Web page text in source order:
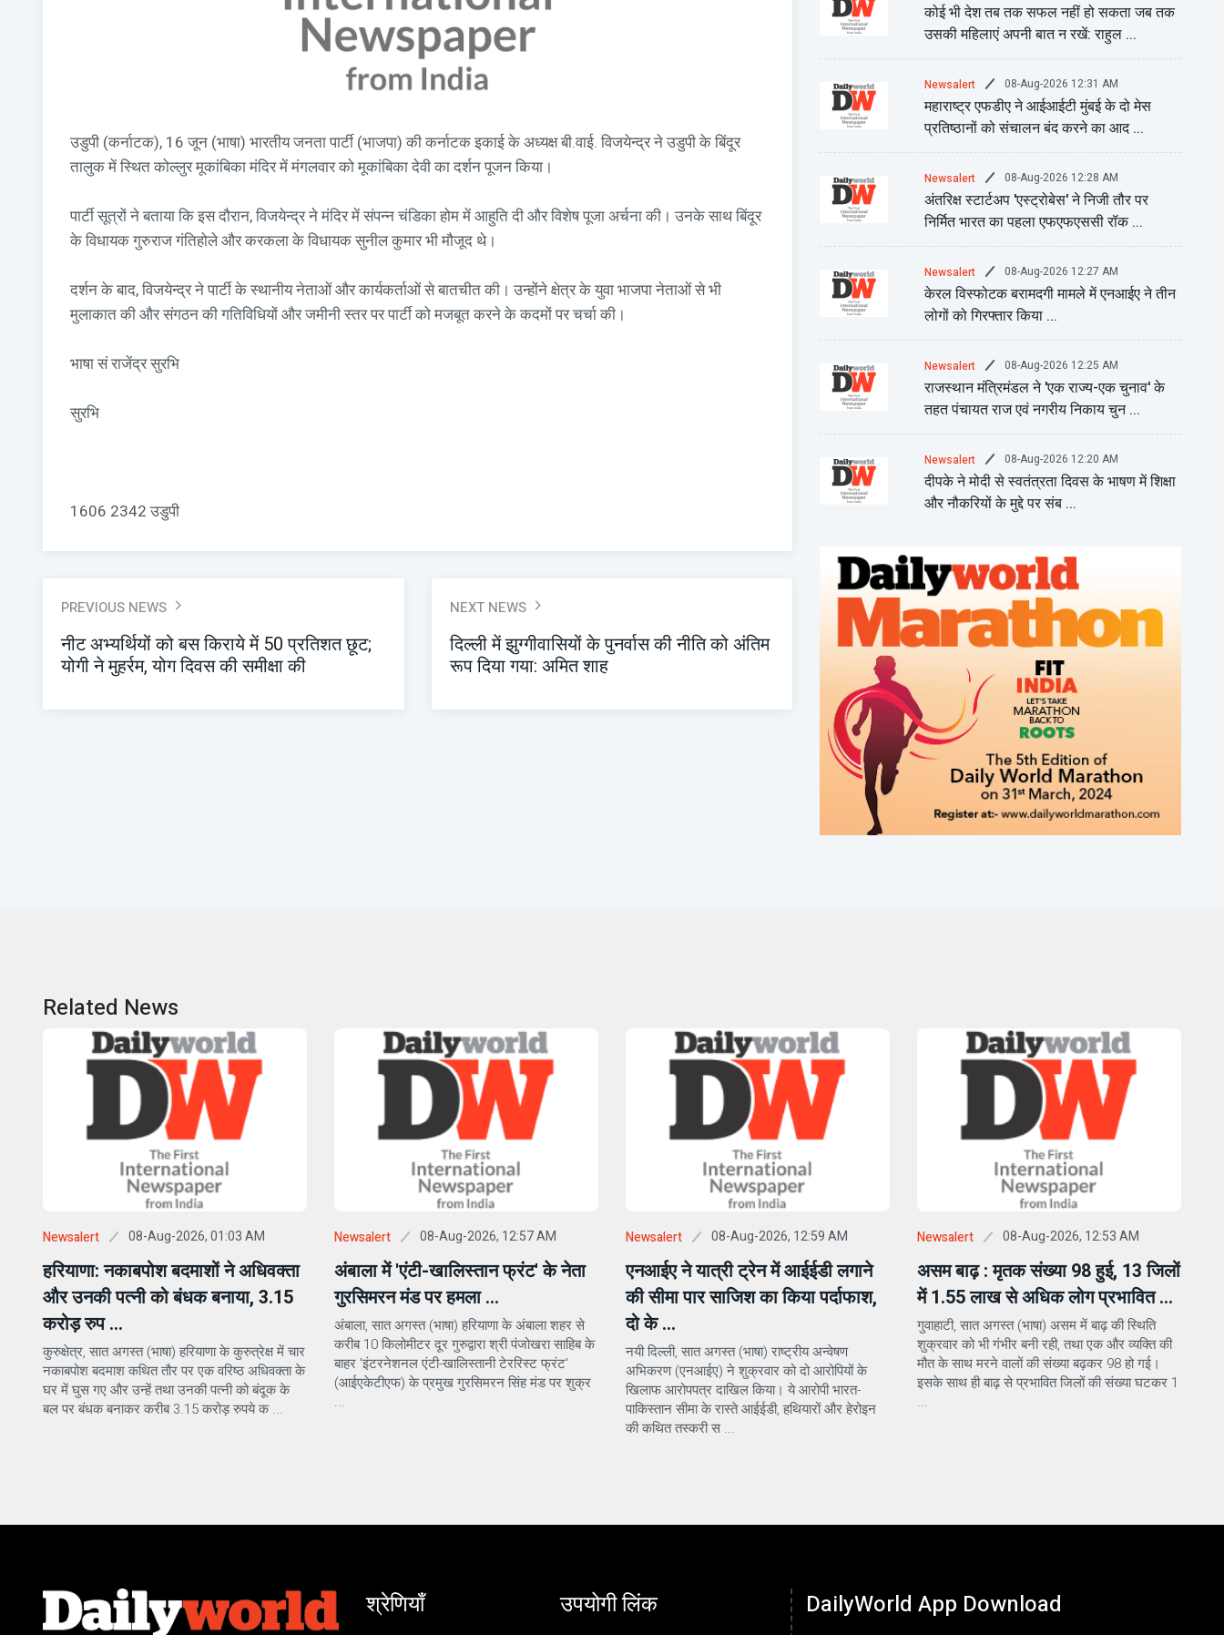
उडुपी (कर्नाटक), 16 जून (भाषा) भारतीय जनता पार्टी (भाजपा) की कर्नाटक इकाई के अध्यक्ष बी.वाई. विजयेन्द्र ने उडुपी के बिंदूर
तालुक में स्थित कोल्लुर मूकांबिका मंदिर में मंगलवार को मूकांबिका देवी का दर्शन पूजन किया।
पार्टी सूत्रों ने बताया कि इस दौरान, विजयेन्द्र ने मंदिर में संपन्न चंडिका होम में आहुति दी और विशेष पूजा अर्चना की। उनके साथ बिंदूर
के विधायक गुरुराज गंतिहोले और करकला के विधायक सुनील कुमार भी मौजूद थे।
दर्शन के बाद, विजयेन्द्र ने पार्टी के स्थानीय नेताओं और कार्यकर्ताओं से बातचीत की। उन्होंने क्षेत्र के युवा भाजपा नेताओं से भी
मुलाकात की और संगठन की गतिविधियों और जमीनी स्तर पर पार्टी को मजबूत करने के कदमों पर चर्चा की।
भाषा सं राजेंद्र सुरभि
सुरभि
1606 2342 उडुपी
PREVIOUS NEWS
नीट अभ्यर्थियों को बस किराये में 50 प्रतिशत छूट;
योगी ने मुहर्रम, योग दिवस की समीक्षा की
NEXT NEWS
दिल्ली में झुग्गीवासियों के पुनर्वास की नीति को अंतिम
रूप दिया गया: अमित शाह
कोई भी देश तब तक सफल नहीं हो सकता जब तक
उसकी महिलाएं अपनी बात न रखें: राहुल ...
Newsalert 08-Aug-2026 12:31 AM
महाराष्ट्र एफडीए ने आईआईटी मुंबई के दो मेस
प्रतिष्ठानों को संचालन बंद करने का आद ...
Newsalert 08-Aug-2026 12:28 AM
अंतरिक्ष स्टार्टअप 'एस्ट्रोबेस' ने निजी तौर पर
निर्मित भारत का पहला एफएफएससी रॉक ...
Newsalert 08-Aug-2026 12:27 AM
केरल विस्फोटक बरामदगी मामले में एनआईए ने तीन
लोगों को गिरफ्तार किया ...
Newsalert 08-Aug-2026 12:25 AM
राजस्थान मंत्रिमंडल ने 'एक राज्य-एक चुनाव' के
तहत पंचायत राज एवं नगरीय निकाय चुन ...
Newsalert 08-Aug-2026 12:20 AM
दीपके ने मोदी से स्वतंत्रता दिवस के भाषण में शिक्षा
और नौकरियों के मुद्दे पर संब ...
Related News
Newsalert 08-Aug-2026, 01:03 AM
हरियाणा: नकाबपोश बदमाशों ने अधिवक्ता
और उनकी पत्नी को बंधक बनाया, 3.15
करोड़ रुप ...
कुरुक्षेत्र, सात अगस्त (भाषा) हरियाणा के कुरुत्रेक्ष में चार
नकाबपोश बदमाश कथित तौर पर एक वरिष्ठ अधिवक्ता के
घर में घुस गए और उन्हें तथा उनकी पत्नी को बंदूक के
बल पर बंधक बनाकर करीब 3.15 करोड़ रुपये क ...
Newsalert 08-Aug-2026, 12:57 AM
अंबाला में 'एंटी-खालिस्तान फ्रंट' के नेता
गुरसिमरन मंड पर हमला ...
अंबाला, सात अगस्त (भाषा) हरियाणा के अंबाला शहर से
करीब 10 किलोमीटर दूर गुरुद्वारा श्री पंजोखरा साहिब के
बाहर 'इंटरनेशनल एंटी-खालिस्तानी टेररिस्ट फ्रंट'
(आईएकेटीएफ) के प्रमुख गुरसिमरन सिंह मंड पर शुक्र
...
Newsalert 08-Aug-2026, 12:59 AM
एनआईए ने यात्री ट्रेन में आईईडी लगाने
की सीमा पार साजिश का किया पर्दाफाश,
दो के ...
नयी दिल्ली, सात अगस्त (भाषा) राष्ट्रीय अन्वेषण
अभिकरण (एनआईए) ने शुक्रवार को दो आरोपियों के
खिलाफ आरोपपत्र दाखिल किया। ये आरोपी भारत-
पाकिस्तान सीमा के रास्ते आईईडी, हथियारों और हेरोइन
की कथित तस्करी स ...
Newsalert 08-Aug-2026, 12:53 AM
असम बाढ़ : मृतक संख्या 98 हुई, 13 जिलों
में 1.55 लाख से अधिक लोग प्रभावित ...
गुवाहाटी, सात अगस्त (भाषा) असम में बाढ़ की स्थिति
शुक्रवार को भी गंभीर बनी रही, तथा एक और व्यक्ति की
मौत के साथ मरने वालों की संख्या बढ़कर 98 हो गई।
इसके साथ ही बाढ़ से प्रभावित जिलों की संख्या घटकर 1
...
श्रेणियाँ उपयोगी लिंक DailyWorld App Download